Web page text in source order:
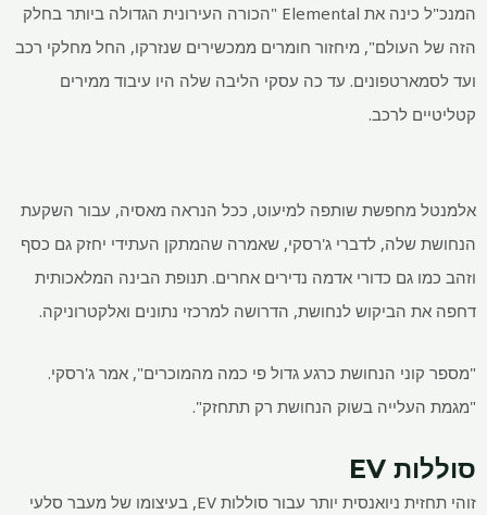
המנכ"ל כינה את Elemental "הכורה העירונית הגדולה ביותר בחלק
הזה של העולם", מיחזור חומרים ממכשירים שנזרקו, החל מחלקי רכב
ועד לסמארטפונים. עד כה עסקי הליבה שלה היו עיבוד ממירים
קטליטיים לרכב.
אלמנטל מחפשת שותפה למיעוט, ככל הנראה מאסיה, עבור השקעת
הנחושת שלה, לדברי ג'רסקי, שאמרה שהמתקן העתידי יחזק גם כסף
וזהב כמו גם כדורי אדמה נדירים אחרים. תנופת הבינה המלאכותית
דחפה את הביקוש לנחושת, הדרושה למרכזי נתונים ואלקטרוניקה.
"מספר קוני הנחושת כרגע גדול פי כמה מהמוכרים", אמר ג'רסקי.
"מגמת העלייה בשוק הנחושת רק תתחזק".
סוללות EV
זוהי תחזית ניואנסית יותר עבור סוללות EV, בעיצומו של מעבר סלעי